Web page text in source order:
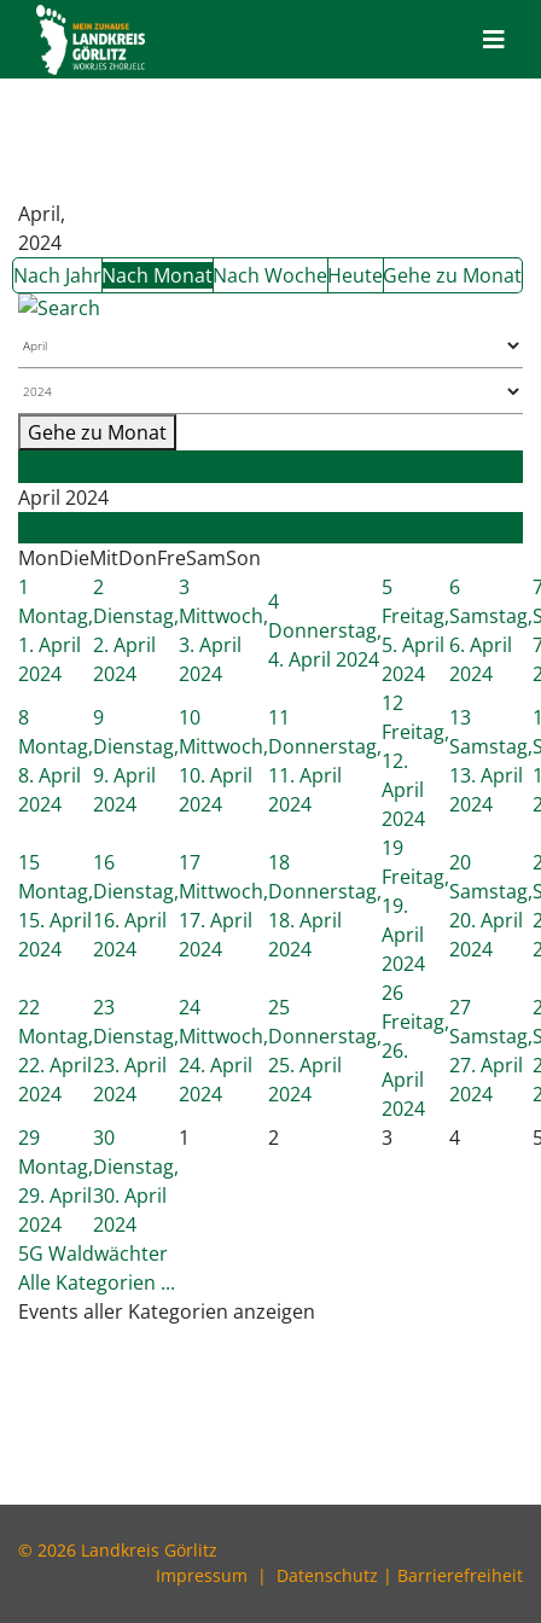
April,
2024
Nach JahrNach MonatNach WocheHeuteGehe zu Monat
Gehe zu Monat
April 2024
MonDieMitDonFreSamSon
1
Montag,
1. April
2024
2
Dienstag,
2. April
2024
3
Mittwoch,
3. April
2024
4
Donnerstag,
4. April 2024
5
Freitag,
5. April
2024
6
Samstag,
6. April
2024
8
Montag,
8. April
2024
9
Dienstag,
9. April
2024
10
Mittwoch,
10. April
2024
11
Donnerstag,
11. April
2024
12
Freitag,
12.
April
2024
13
Samstag,
13. April
2024
15
Montag,
15. April
2024
16
Dienstag,
16. April
2024
17
Mittwoch,
17. April
2024
18
Donnerstag,
18. April
2024
19
Freitag,
19.
April
2024
20
Samstag,
20. April
2024
22
Montag,
22. April
2024
23
Dienstag,
23. April
2024
24
Mittwoch,
24. April
2024
25
Donnerstag,
25. April
2024
26
Freitag,
26.
April
2024
27
Samstag,
27. April
2024
29
Montag,
29. April
2024
30
Dienstag,
30. April
2024
1 2 3 4
5G Waldwächter
Alle Kategorien ...
Events aller Kategorien anzeigen
© 2026 Landkreis Görlitz
Impressum | Datenschutz | Barrierefreiheit